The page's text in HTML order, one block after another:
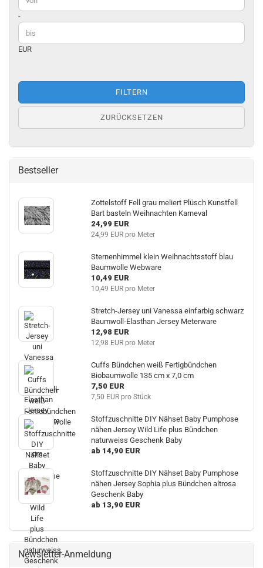
-
EUR
FILTERN
ZURÜCKSETZEN
Bestseller
Zottelstoff Fell grau meliert Plüsch Kunstfell
Bart basteln Weihnachten Karneval
24,99 EUR
24,99 EUR pro Meter
Sternenhimmel klein Weihnachtsstoff blau
Baumwolle Webware
10,49 EUR
10,49 EUR pro Meter
Stretch-Jersey uni Vanessa einfarbig schwarz
Baumwoll-Elasthan Jersey Meterware
12,98 EUR
12,98 EUR pro Meter
Cuffs Bündchen weiß Fertigbündchen
Biobaumwolle 135 cm x 7,0 cm
7,50 EUR
7,50 EUR pro Stück
Stoffzuschnitte DIY Nähset Baby Pumphose
nähen Jersey Wild Life plus Bündchen
naturweiss Geschenk Baby
ab 14,90 EUR
Stoffzuschnitte DIY Nähset Baby Pumphose
nähen Jersey Sophia plus Bündchen altrosa
Geschenk Baby
ab 13,90 EUR
Newsletter-Anmeldung